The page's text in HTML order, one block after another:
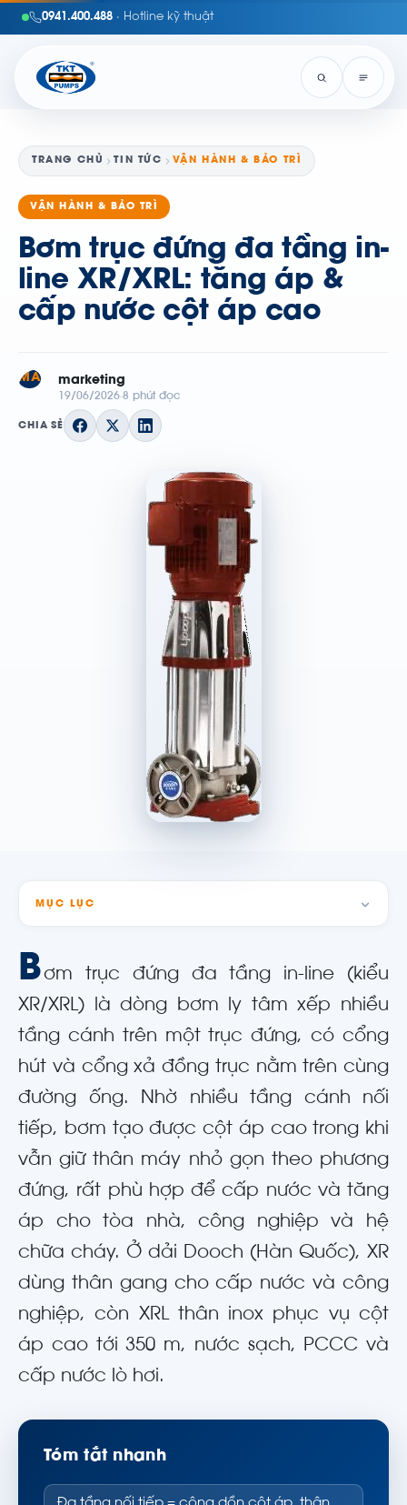
0941.400.488 · Hotline kỹ thuật
TRANG CHỦ TIN TỨC VẬN HÀNH & BẢO TRÌ
VẬN HÀNH & BẢO TRÌ
Bơm trục đứng đa tầng in-
line XR/XRL: tăng áp &
cấp nước cột áp cao
MA marketing
19/06/2026 8 phút đọc
CHIA SẺ
MỤC LỤC
Bơm trục đứng đa tầng in-line (kiểu
XR/XRL) là dòng bơm ly tâm xếp nhiều
tầng cánh trên một trục đứng, có cổng
hút và cổng xả đồng trục nằm trên cùng
đường ống. Nhờ nhiều tầng cánh nối
tiếp, bơm tạo được cột áp cao trong khi
vẫn giữ thân máy nhỏ gọn theo phương
đứng, rất phù hợp để cấp nước và tăng
áp cho tòa nhà, công nghiệp và hệ
chữa cháy. Ở dải Dooch (Hàn Quốc), XR
dùng thân gang cho cấp nước và công
nghiệp, còn XRL thân inox phục vụ cột
áp cao tới 350 m, nước sạch, PCCC và
cấp nước lò hơi.
Tóm tắt nhanh